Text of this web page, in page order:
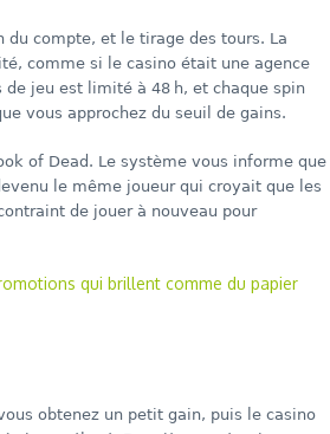
compte, et le tirage des tours. La
comme si le casino était une agence
jeu est limité à 48 h, et chaque spin
vous approchez du seuil de gains.
of Dead. Le système vous informe que
le même joueur qui croyait que les
de jouer à nouveau pour
qui brillent comme du papier
obtenez un petit gain, puis le casino